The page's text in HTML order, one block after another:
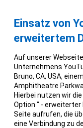
Einsatz von
erweitertem
Auf unserer
Unternehmens
Bruno, CA, USA,
Amphitheatre
Hierbei nutzen wir
Option " - erweiterter
Seite aufrufen, die
eine Verbindung zu